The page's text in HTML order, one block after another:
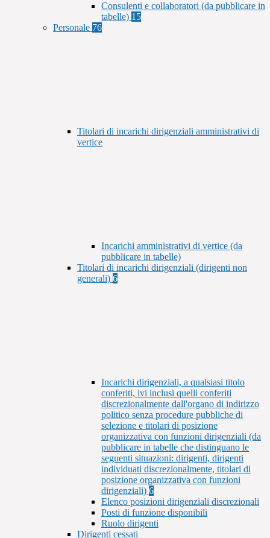
Consulenti e collaboratori (da pubblicare in
tabelle) 15
Personale 76
Titolari di incarichi dirigenziali amministrativi di
vertice
Incarichi amministrativi di vertice (da
pubblicare in tabelle)
Titolari di incarichi dirigenziali (dirigenti non
generali) 6
Incarichi dirigenziali, a qualsiasi titolo
conferiti, ivi inclusi quelli conferiti
discrezionalmente dall'organo di indirizzo
politico senza procedure pubbliche di
selezione e titolari di posizione
organizzativa con funzioni dirigenziali (da
pubblicare in tabelle che distinguano le
seguenti situazioni: dirigenti, dirigenti
individuati discrezionalmente, titolari di
posizione organizzativa con funzioni
dirigenziali) 6
Elenco posizioni dirigenziali discrezionali
Posti di funzione disponibili
Ruolo dirigenti
Dirigenti cessati